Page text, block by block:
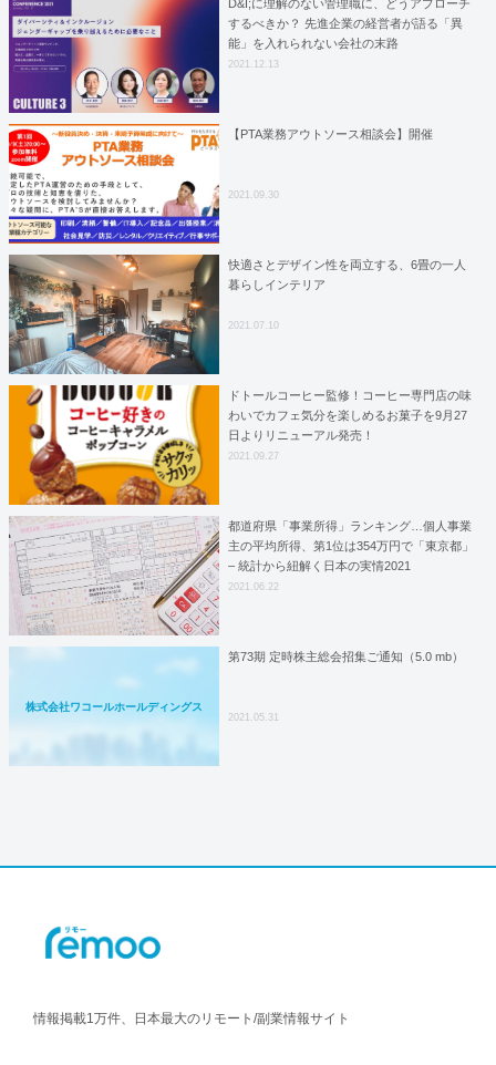
D&I;に理解のない管理職に、どうアプローチ
するべきか？ 先進企業の経営者が語る「異
能」を入れられない会社の末路
2021.12.13
【PTA業務アウトソース相談会】開催
2021.09.30
快適さとデザイン性を両立する、6畳の一人
暮らしインテリア
2021.07.10
ドトールコーヒー監修！コーヒー専門店の味
わいでカフェ気分を楽しめるお菓子を9月27
日よりリニューアル発売！
2021.09.27
都道府県「事業所得」ランキング…個人事業
主の平均所得、第1位は354万円で「東京都」
– 統計から紐解く日本の実情2021
2021.06.22
株式会社ワコールホールディングス
第73期 定時株主総会招集ご通知（5.0 mb）
2021.05.31
情報掲載1万件、日本最大のリモート/副業情報サイト